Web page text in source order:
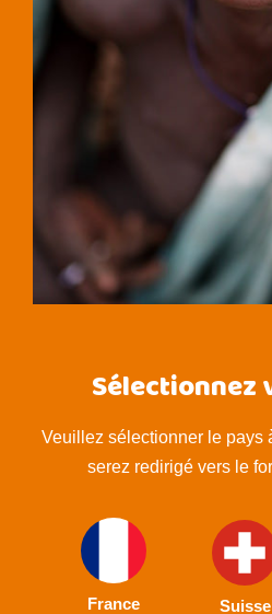
Sélectionnez
Veuillez sélectionner le pays
serez redirigé vers le
France Suisse